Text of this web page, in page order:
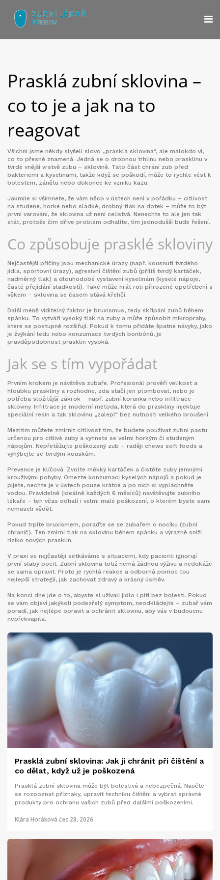
Prasklá zubní sklovina –
co to je a jak na to
reagovat
Všichni jsme někdy slyšeli slovo „prasklá sklovina“, ale málokdo ví,
co to přesně znamená. Jedná se o drobnou trhlinu nebo prasklinu v
tvrdé vnější vrstvě zubu – sklovině. Tato část chrání zub před
bakteriemi a kyselinami, takže když se poškodí, může to rychle vést k
bolestem, zánětu nebo dokonce ke vzniku kazu.
Jakmile si všimnete, že vám něco v ústech není v pořádku – citlivost
na studené, horké nebo sladké, drobný tlak na dotek – může to být
první varování, že sklovina už není celistvá. Nenechte to ale jen tak
stát, protože čím dříve problém odhalíte, tím jednodušší bude řešení.
Co způsobuje prasklé skloviny
Nejčastější příčiny jsou mechanické úrazy (např. kousnutí tvrdého
jídla, sportovní úrazy), agresivní čištění zubů (příliš tvrdý kartáček,
nadměrný tlak) a dlouhodobé vystavení kyselinám (kyselé nápoje,
časté přejídání sladkostí). Také může hrát roli přirozené opotřebení s
věkem – sklovina se časem stává křehčí.
Další méně viditelný faktor je bruxismus, tedy skřípání zubů během
spánku. To vytváří vysoký tlak na zuby a může způsobit mikroprahy,
které se postupně rozšiřují. Pokud k tomu přidáte špatné návyky, jako
je žvýkání ledu nebo konzumace tvrdých bonbónů, je
pravděpodobnost prasklin vysoká.
Jak se s tím vypořádat
Prvním krokem je návštěva zubaře. Profesionál prověří velikost a
hloubku praskliny a rozhodne, zda stačí jen plombovat, nebo je
potřeba složitější zákrok – např. zubní korunka nebo infiltrace
skloviny. Infiltrace je moderní metoda, která do praskliny injektuje
speciální resin a tak sklovinu „zalepí“ bez nutnosti velkého broušení.
Mezitím můžete zmírnit citlivost tím, že budete používat zubní pastu
určenou pro citlivé zuby a vyhnete se velmi horkým či studeným
nápojům. Nepřetěžujte poškozený zub – raději chews soft foods a
vyhýbejte se tvrdým kouskům.
Prevence je klíčová. Zvolte měkký kartáček a čistěte zuby jemnými
krouživými pohyby. Omezte konzumaci kyselých nápojů a pokud je
pijete, nechte je v ústech pouze krátce a po nich si vypláchněte
vodou. Pravidelně (ideálně každých 6 měsíců) navštěvujte zubního
lékaře – ten včas odhalí i velmi malé poškození, o kterém byste sami
nemuseli vědět.
Pokud trpíte bruxismem, poraďte se se zubařem o nocíku (zubní
chranič). Ten zmírní tlak na sklovinu během spánku a výrazně sníží
riziko nových prasklin.
V praxi se nejčastěji setkáváme s situacemi, kdy pacienti ignorují
první slabý pocit. Zubní sklovina totiž nemá žádnou výživu a nedokáže
se sama opravit. Proto je rychlá reakce a odborná pomoc tou
nejlepší strategií, jak zachovat zdravý a krásný úsměv.
Na konci dne jde o to, abyste si užívali jídlo i pití bez bolesti. Pokud
se vám objeví jakýkoli podezřelý symptom, neodkládejte – zubař vám
poradí, jak nejlépe opravit a ochránit sklovinu, aby vás v budoucnu
nepřekvapila.
Prasklá zubní sklovina: Jak ji chránit při čištění a
co dělat, když už je poškozená
Prasklá zubní sklovina může být bolestivá a nebezpečná. Naučte
se rozpoznat příznaky, upravit techniku čištění a vybrat správné
produkty pro ochranu vašich zubů před dalšími poškozeními.
Klára Horáková čec 28, 2026